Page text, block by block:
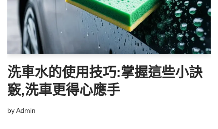
洗車水的使用技巧:掌握這些小訣
竅,洗車更得心應手
byAdmin